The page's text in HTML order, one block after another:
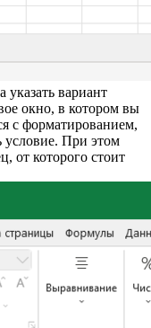
имеют
и используется
значений.
большие или
ниже среднего, или
форматирования
и ознакомьтесь с его
перечислил их все,
подходящее.
а сам